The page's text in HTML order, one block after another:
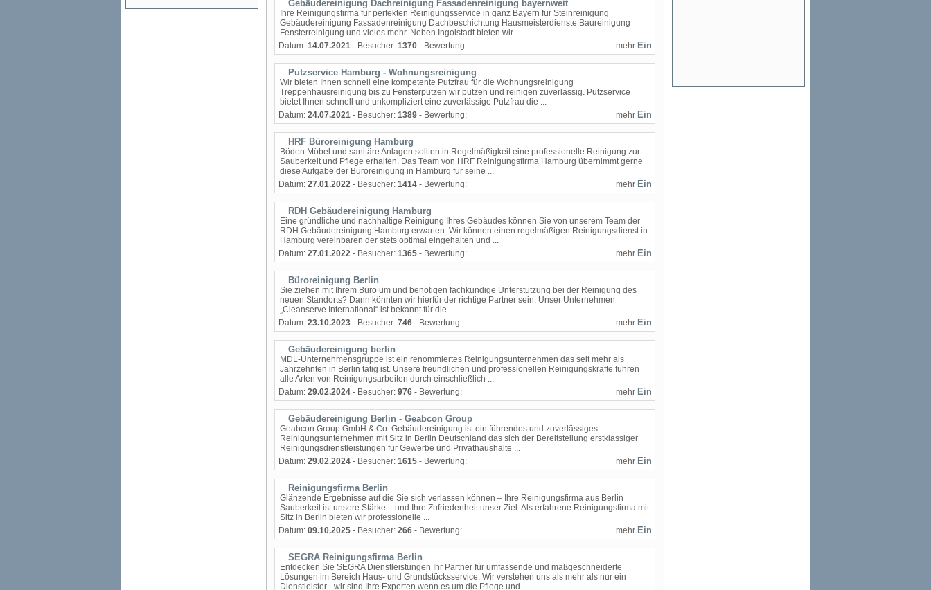
Gebäudereinigung Dachreinigung Fassadenreinigung bayernweit
Ihre Reinigungsfirma für perfekten Reinigungsservice in ganz Bayern für Steinreinigung
Gebäudereinigung Fassadenreinigung Dachbeschichtung Hausmeisterdienste Baureinigung
Fensterreinigung und vieles mehr. Neben Ingolstadt bieten wir ...
Datum: 14.07.2021 - Besucher: 1370 - Bewertung: mehr
Putzservice Hamburg - Wohnungsreinigung
Wir bieten Ihnen schnell eine kompetente Putzfrau für die Wohnungsreinigung
Treppenhausreinigung bis zu Fensterputzen wir putzen und reinigen zuverlässig. Putzservice
bietet Ihnen schnell und unkompliziert eine zuverlässige Putzfrau die ...
Datum: 24.07.2021 - Besucher: 1389 - Bewertung: mehr
HRF Büroreinigung Hamburg
Böden Möbel und sanitäre Anlagen sollten in Regelmäßigkeit eine professionelle Reinigung zur
Sauberkeit und Pflege erhalten. Das Team von HRF Reinigungsfirma Hamburg übernimmt gerne
diese Aufgabe der Büroreinigung in Hamburg für seine ...
Datum: 27.01.2022 - Besucher: 1414 - Bewertung: mehr
RDH Gebäudereinigung Hamburg
Eine gründliche und nachhaltige Reinigung Ihres Gebäudes können Sie von unserem Team der
RDH Gebäudereinigung Hamburg erwarten. Wir können einen regelmäßigen Reinigungsdienst in
Hamburg vereinbaren der stets optimal eingehalten und ...
Datum: 27.01.2022 - Besucher: 1365 - Bewertung: mehr
Büroreinigung Berlin
Sie ziehen mit Ihrem Büro um und benötigen fachkundige Unterstützung bei der Reinigung des
neuen Standorts? Dann könnten wir hierfür der richtige Partner sein. Unser Unternehmen
„Cleanserve International“ ist bekannt für die ...
Datum: 23.10.2023 - Besucher: 746 - Bewertung: mehr
Gebäudereinigung berlin
MDL-Unternehmensgruppe ist ein renommiertes Reinigungsunternehmen das seit mehr als
Jahrzehnten in Berlin tätig ist. Unsere freundlichen und professionellen Reinigungskräfte führen
alle Arten von Reinigungsarbeiten durch einschließlich ...
Datum: 29.02.2024 - Besucher: 976 - Bewertung: mehr
Gebäudereinigung Berlin - Geabcon Group
Geabcon Group GmbH & Co. Gebäudereinigung ist ein führendes und zuverlässiges
Reinigungsunternehmen mit Sitz in Berlin Deutschland das sich der Bereitstellung erstklassiger
Reinigungsdienstleistungen für Gewerbe und Privathaushalte ...
Datum: 29.02.2024 - Besucher: 1615 - Bewertung: mehr
Reinigungsfirma Berlin
Glänzende Ergebnisse auf die Sie sich verlassen können – Ihre Reinigungsfirma aus Berlin
Sauberkeit ist unsere Stärke – und Ihre Zufriedenheit unser Ziel. Als erfahrene Reinigungsfirma mit
Sitz in Berlin bieten wir professionelle ...
Datum: 09.10.2025 - Besucher: 266 - Bewertung: mehr
SEGRA Reinigungsfirma Berlin
Entdecken Sie SEGRA Dienstleistungen Ihr Partner für umfassende und maßgeschneiderte
Lösungen im Bereich Haus- und Grundstücksservice. Wir verstehen uns als mehr als nur ein
Dienstleister - wir sind Ihre Experten wenn es um die Pflege und ...